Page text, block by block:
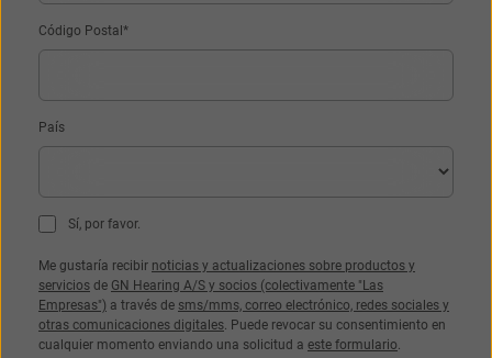
UK
Código Postal*
País
Sí, por favor.
Me gustaría recibir noticias y actualizaciones sobre productos y
servicios de GN Hearing A/S y socios (colectivamente "Las
Empresas") a través de sms/mms, correo electrónico, redes sociales y
otras comunicaciones digitales. Puede revocar su consentimiento en
cualquier momento enviando una solicitud a este formulario.